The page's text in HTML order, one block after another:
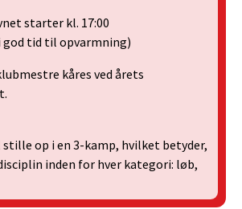
starter kl. 17:00
god tid til opvarmning)
kåres ved årets
op i en 3-kamp, hvilket betyder,
inden for hver kategori: løb,